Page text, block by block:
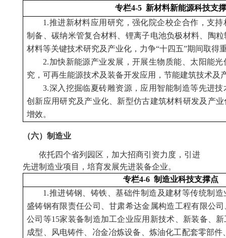
专栏4-5 新材料新能源科技支
1.推进新材料应用研究，强化院企校企合作，支
制备、碳纳米管复合材料、锂离子电池负极材料、陶
材料等关键技术研究及产业化，力争“十四五”期间取得
2.加快新能源产业发展，开展生物质能、太阳能
究，可再生能源技术及装备开发应用，节能建筑技术及
3.深入挖掘临夏砖雕资源，应用智能制造等先进
创新应用研究及产业化、新型仿古建筑材料研发及产
增效。
（六）制造业
依托四个省列园区，加大招商引资力度，引进
先进制造业项目，培育发展先进装备企业。
专栏4-6 制造业科技支撑点
1.推进铸钢、铸铁、基础件制造及建材等传统制
盛铸钢有限责任公司、甘肃希达金属构造工程有限公
公司等15家装备制造加工企业应用新技术、新装备、
成型、风电铸件、冶金冶炼设备、炼油化工配套零部件